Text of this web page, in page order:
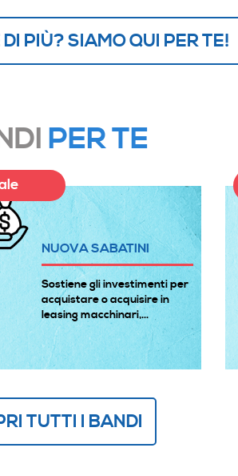
PIÙ? SIAMO QUI PER TE!
PER TE
NUOVA SABATINI
Sostiene gli investimenti per
acquistare o acquisire in
leasing macchinari,...
TUTTI I BANDI